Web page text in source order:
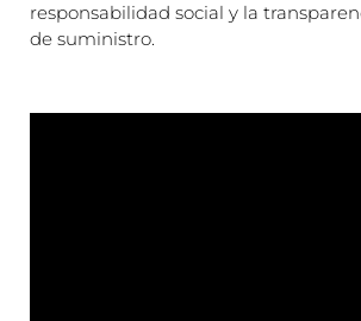
responsabilidad social y la
de suministro.